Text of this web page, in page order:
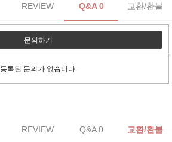
REVIEW Q&A 0 교환/환불
문의하기
등록된 문의가 없습니다.
REVIEW Q&A 0 교환/환불